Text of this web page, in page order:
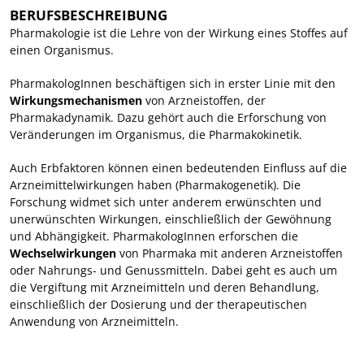
BERUFSBESCHREIBUNG
Pharmakologie ist die Lehre von der Wirkung eines Stoffes auf
einen Organismus.
PharmakologInnen beschäftigen sich in erster Linie mit den
Wirkungsmechanismen von Arzneistoffen, der
Pharmakadynamik. Dazu gehört auch die Erforschung von
Veränderungen im Organismus, die Pharmakokinetik.
Auch Erbfaktoren können einen bedeutenden Einfluss auf die
Arzneimittelwirkungen haben (Pharmakogenetik). Die
Forschung widmet sich unter anderem erwünschten und
unerwünschten Wirkungen, einschließlich der Gewöhnung
und Abhängigkeit. PharmakologInnen erforschen die
Wechselwirkungen von Pharmaka mit anderen Arzneistoffen
oder Nahrungs- und Genussmitteln. Dabei geht es auch um
die Vergiftung mit Arzneimitteln und deren Behandlung,
einschließlich der Dosierung und der therapeutischen
Anwendung von Arzneimitteln.